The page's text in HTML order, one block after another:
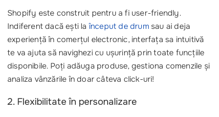
Shopify este construit pentru a fi user-friendly.
Indiferent dacă ești laînceput de drumsau ai deja
experiență în comerțul electronic, interfața sa intuitivă
te va ajuta să navighezi cu ușurință prin toate funcțiile
disponibile. Poți adăuga produse, gestiona comenzile și
analiza vânzările în doar câteva click-uri!
2. Flexibilitate în personalizare